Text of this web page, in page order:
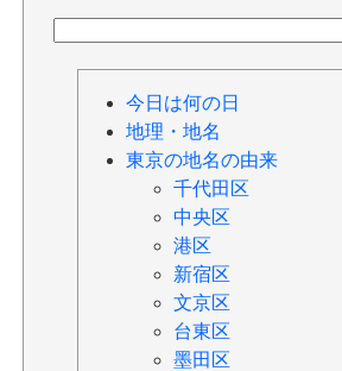
今日は何の日
地理・地名
東京の地名の由来
千代田区
中央区
港区
新宿区
文京区
台東区
墨田区